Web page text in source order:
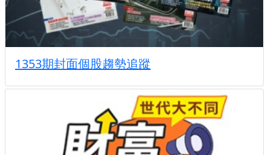
1353期封面個股趨勢追蹤